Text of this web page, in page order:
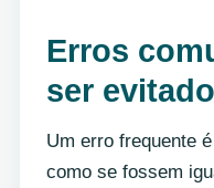
Erros
ser
Um erro frequente
como se fossem